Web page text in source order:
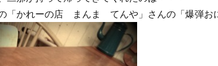
「かれーの店 まんま てんや」さんの「爆弾お